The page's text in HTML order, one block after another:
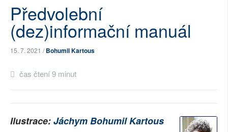
RUBRIKY
PLNÁ VERZE STRÁNEK
Předvolební
(dez)informační manuál
15. 7. 2021 /Bohumil Kartous
čas čtení 9 minut
Ilustrace:Jáchym Bohumil Kartous